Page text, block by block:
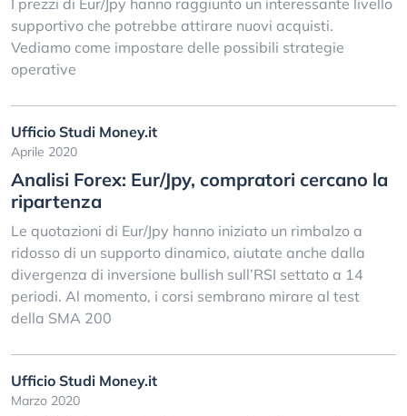
I prezzi di Eur/Jpy hanno raggiunto un interessante livello
supportivo che potrebbe attirare nuovi acquisti.
Vediamo come impostare delle possibili strategie
operative
Ufficio Studi Money.it
Aprile 2020
Analisi Forex: Eur/Jpy, compratori cercano la
ripartenza
Le quotazioni di Eur/Jpy hanno iniziato un rimbalzo a
ridosso di un supporto dinamico, aiutate anche dalla
divergenza di inversione bullish sull’RSI settato a 14
periodi. Al momento, i corsi sembrano mirare al test
della SMA 200
Ufficio Studi Money.it
Marzo 2020